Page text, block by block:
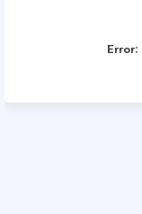
Error: